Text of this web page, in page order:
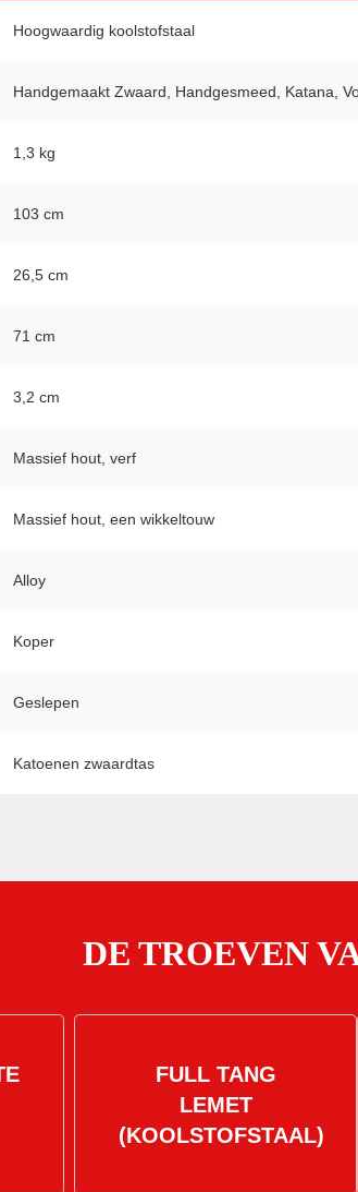
Hoogwaardig koolstofstaal
Handgemaakt Zwaard, Handgesmeed, Katana,
1,3 kg
103 cm
26,5 cm
71 cm
3,2 cm
Massief hout, verf
Massief hout, een wikkeltouw
Alloy
Koper
Geslepen
Katoenen zwaardtas
DE TROEVEN
FULL TANG
LEMET
(KOOLSTOFSTAAL)